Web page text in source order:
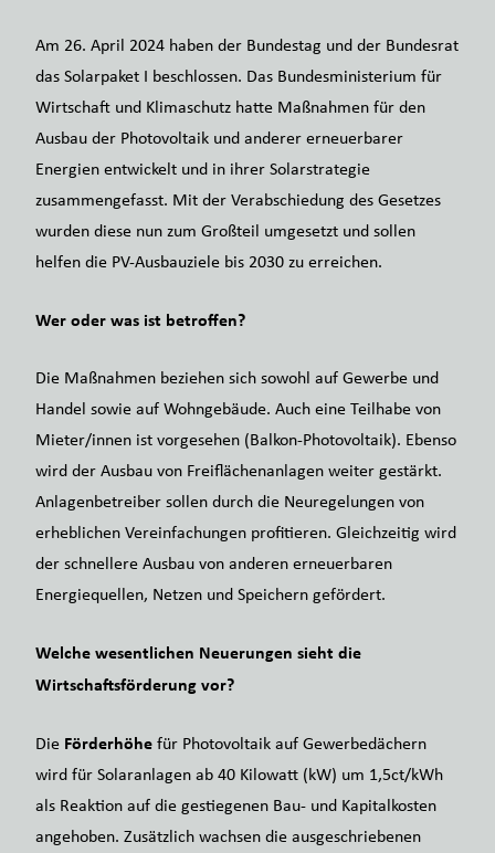
Am 26. April 2024 haben der Bundestag und der Bundesrat
das Solarpaket I beschlossen. Das Bundesministerium für
Wirtschaft und Klimaschutz hatte Maßnahmen für den
Ausbau der Photovoltaik und anderer erneuerbarer
Energien entwickelt und in ihrer Solarstrategie
zusammengefasst. Mit der Verabschiedung des Gesetzes
wurden diese nun zum Großteil umgesetzt und sollen
helfen die PV-Ausbauziele bis 2030 zu erreichen.
Wer oder was ist betroffen?
Die Maßnahmen beziehen sich sowohl auf Gewerbe und
Handel sowie auf Wohngebäude. Auch eine Teilhabe von
Mieter/innen ist vorgesehen (Balkon-Photovoltaik). Ebenso
wird der Ausbau von Freiflächenanlagen weiter gestärkt.
Anlagenbetreiber sollen durch die Neuregelungen von
erheblichen Vereinfachungen profitieren. Gleichzeitig wird
der schnellere Ausbau von anderen erneuerbaren
Energiequellen, Netzen und Speichern gefördert.
Welche wesentlichen Neuerungen sieht die
Wirtschaftsförderung vor?
Die Förderhöhefür Photovoltaik auf Gewerbedächern
wird für Solaranlagen ab 40 Kilowatt (kW) um 1,5ct/kWh
als Reaktion auf die gestiegenen Bau- und Kapitalkosten
angehoben. Zusätzlich wachsen die ausgeschriebenen